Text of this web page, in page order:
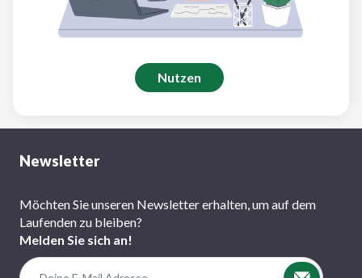
Nutzen
Newsletter
Möchten Sie unseren Newsletter erhalten, um auf dem
Laufenden zu bleiben?
Melden Sie sich an!